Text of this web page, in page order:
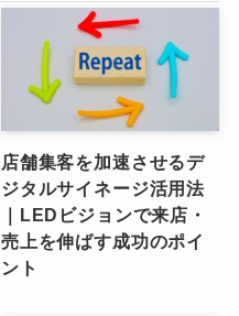
店舗集客を加速させるデ
ジタルサイネージ活用法
｜LEDビジョンで来店・
売上を伸ばす成功のポイ
ント